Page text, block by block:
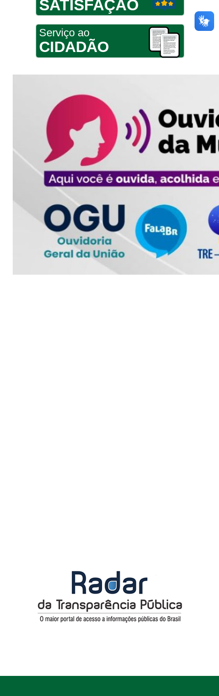
SATISFAÇÃO
Serviço ao
CIDADÃO